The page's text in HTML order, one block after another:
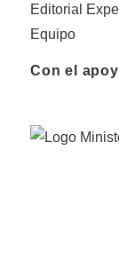
Editorial
Equipo
Con el